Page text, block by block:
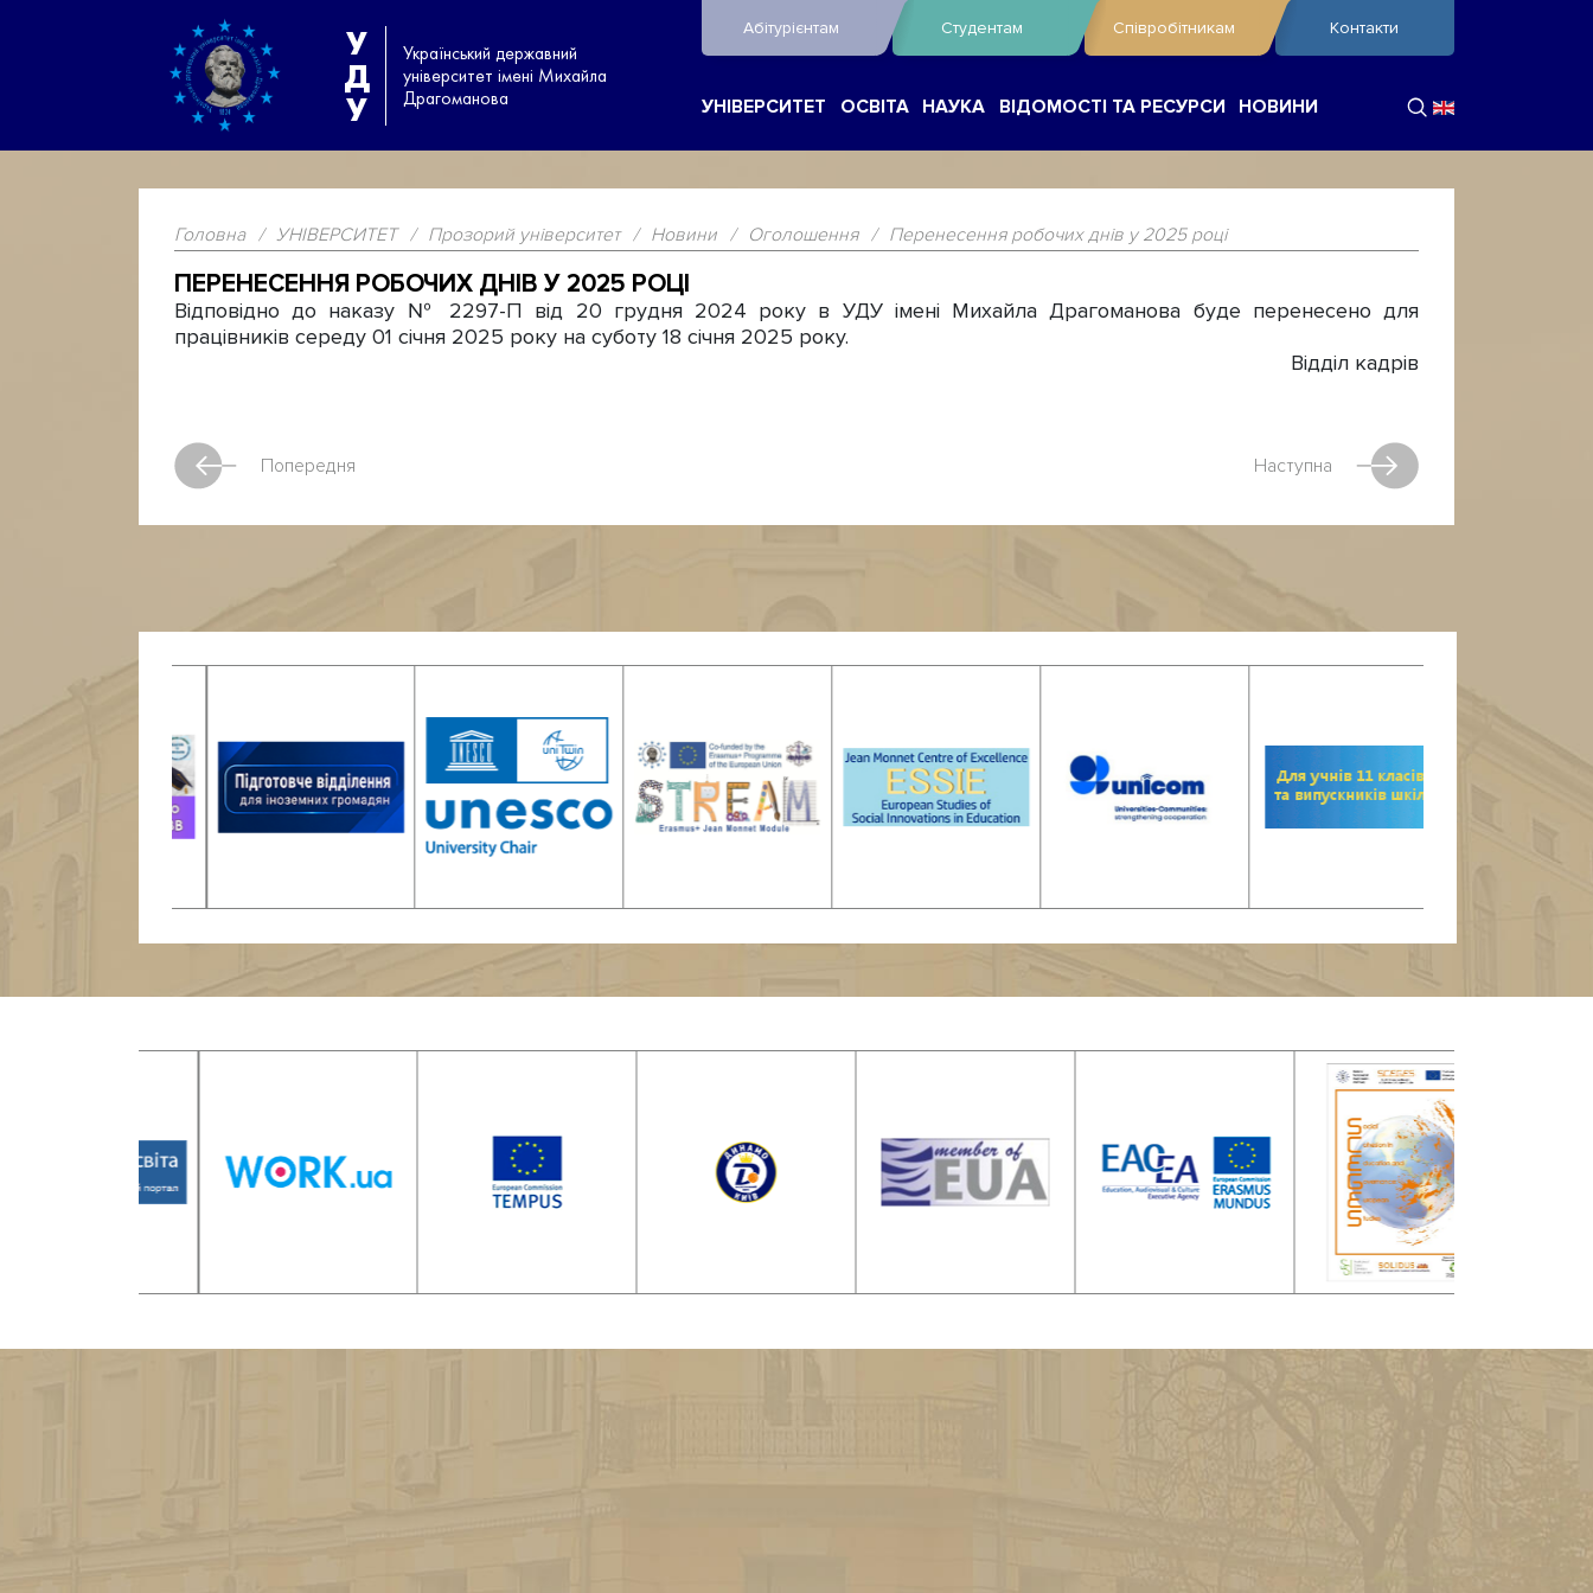
У
Д
У
Український державний
університет імені Михайла
Драгоманова
Абітурієнтам Студентам Співробітникам Контакти
УНІВЕРСИТЕТ ОСВІТА НАУКА ВІДОМОСТІ ТА РЕСУРСИ НОВИНИ
Головна / УНІВЕРСИТЕТ / Прозорий університет / Новини / Оголошення / Перенесення робочих днів у 2025 році
ПЕРЕНЕСЕННЯ РОБОЧИХ ДНІВ У 2025 РОЦІ
Відповідно до наказу № 2297-П від 20 грудня 2024 року в УДУ імені Михайла Драгоманова буде перенесено для
працівників середу 01 січня 2025 року на суботу 18 січня 2025 року.
Відділ кадрів
Попередня Наступна